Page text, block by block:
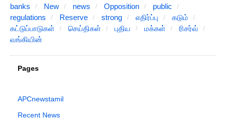
banks New news Opposition
public
regulations
Reserve strong எதிர்ப்பு
கடும்
கட்டுப்பாடுகள்
செய்திகள் புதிய மக்கள்
ரிசர்வ்
வங்கியின்
Pages
APCnewstamil
Recent News